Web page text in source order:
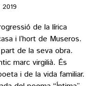
de la lírica
i l’hort de Museros.
de la seva obra.
marc virgilià. És
i de la vida familiar.